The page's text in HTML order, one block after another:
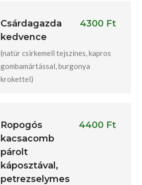
Csárdagazda
kedvence
4300 Ft
(natúr csirkemell tejszínes, kapros
gombamártással, burgonya
krokettel)
Ropogós
kacsacomb
párolt
káposztával,
petrezselymes
4400 Ft